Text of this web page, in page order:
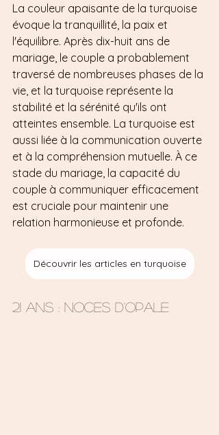
La couleur apaisante de la turquoise
évoque la tranquillité, la paix et
l'équilibre. Après dix-huit ans de
mariage, le couple a probablement
traversé de nombreuses phases de la
vie, et la turquoise représente la
stabilité et la sérénité qu'ils ont
atteintes ensemble. La turquoise est
aussi liée à la communication ouverte
et à la compréhension mutuelle. À ce
stade du mariage, la capacité du
couple à communiquer efficacement
est cruciale pour maintenir une
relation harmonieuse et profonde.
Découvrir les articles en turquoise
21 ans : Noces d'opale